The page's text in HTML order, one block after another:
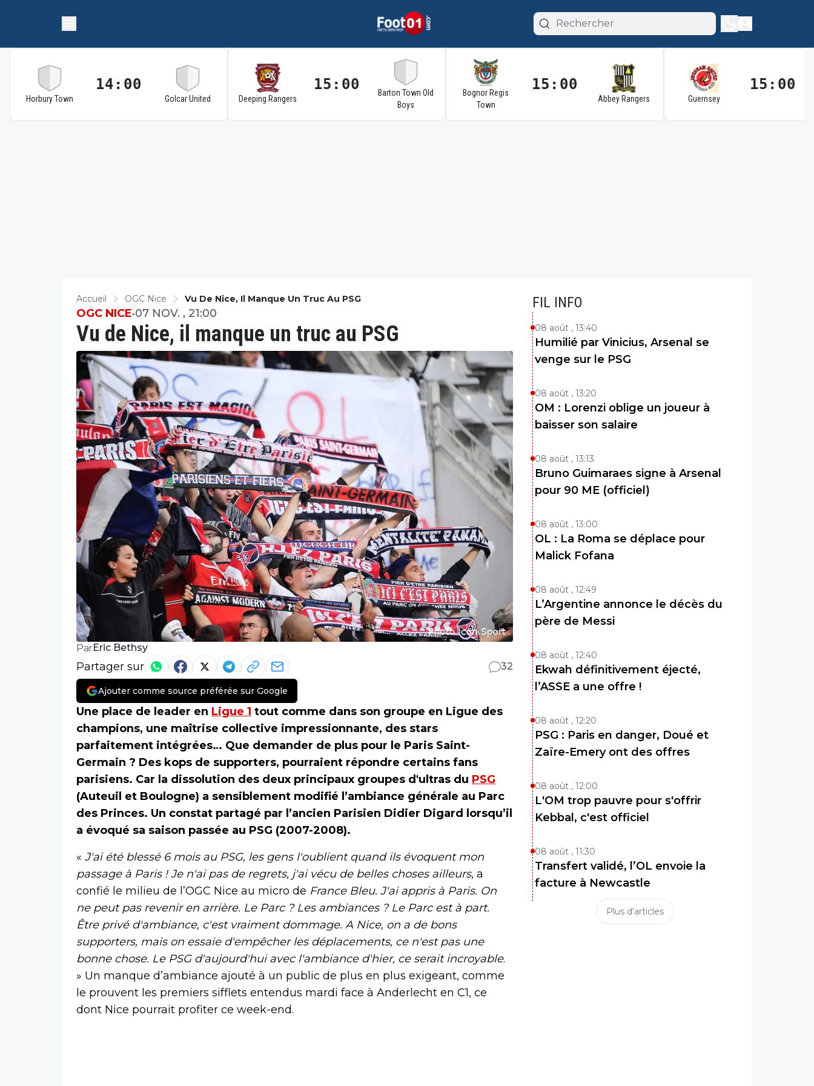
Horbury Town
14:00
Golcar United Deeping Rangers
15:00
Barton Town Old
Boys
Bognor Regis
Town
15:00
Abbey Rangers Guernsey
15:00
Accueil OGC Nice Vu De Nice, Il Manque Un Truc Au PSG
Vu de Nice, il manque un truc au PSG
OGC NICE•07 NOV. , 21:00
ParEric Bethsy
Partager sur 32
Ajouter comme source préférée sur Google
Une place de leader en Ligue 1 tout comme dans son groupe en Ligue des
champions, une maîtrise collective impressionnante, des stars
parfaitement intégrées… Que demander de plus pour le Paris Saint-
Germain ? Des kops de supporters, pourraient répondre certains fans
parisiens. Car la dissolution des deux principaux groupes d'ultras du PSG
(Auteuil et Boulogne) a sensiblement modifié l’ambiance générale au Parc
des Princes. Un constat partagé par l’ancien Parisien Didier Digard lorsqu’il
a évoqué sa saison passée au PSG (2007-2008).
« J'ai été blessé 6 mois au PSG, les gens l'oublient quand ils évoquent mon
passage à Paris ! Je n'ai pas de regrets, j'ai vécu de belles choses ailleurs, a
confié le milieu de l’OGC Nice au micro de France Bleu. J'ai appris à Paris. On
ne peut pas revenir en arrière. Le Parc ? Les ambiances ? Le Parc est à part.
Être privé d'ambiance, c'est vraiment dommage. A Nice, on a de bons
supporters, mais on essaie d'empêcher les déplacements, ce n'est pas une
bonne chose. Le PSG d'aujourd'hui avec l'ambiance d'hier, ce serait incroyable.
» Un manque d’ambiance ajouté à un public de plus en plus exigeant, comme
le prouvent les premiers sifflets entendus mardi face à Anderlecht en C1, ce
dont Nice pourrait profiter ce week-end.
FIL INFO
08 août , 13:40
Humilié par Vinicius, Arsenal se
venge sur le PSG
08 août , 13:20
OM : Lorenzi oblige un joueur à
baisser son salaire
08 août , 13:13
Bruno Guimaraes signe à Arsenal
pour 90 ME (officiel)
08 août , 13:00
OL : La Roma se déplace pour
Malick Fofana
08 août , 12:49
L’Argentine annonce le décès du
père de Messi
08 août , 12:40
Ekwah définitivement éjecté,
l’ASSE a une offre !
08 août , 12:20
PSG : Paris en danger, Doué et
Zaïre-Emery ont des offres
08 août , 12:00
L'OM trop pauvre pour s'offrir
Kebbal, c'est officiel
08 août , 11:30
Transfert validé, l’OL envoie la
facture à Newcastle
Plus d'articles